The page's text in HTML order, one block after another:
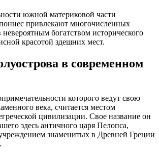
южной материковой части
привлекают многочисленных
богатством исторического
красотой здешних мест.
в современном
которого ведут свою
века, считается местом
цивилизации. Свое название он
здесь античного царя Пелопса,
знаменитых в Древней Греции